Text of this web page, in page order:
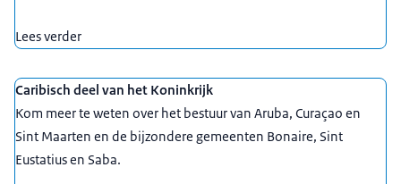
Lees verder
Caribisch deel van het Koninkrijk
Kom meer te weten over het bestuur van Aruba, Curaçao en
Sint Maarten en de bijzondere gemeenten Bonaire, Sint
Eustatius en Saba.